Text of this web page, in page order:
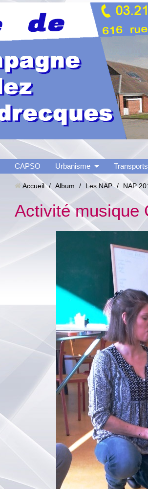
CAPSO Urbanisme Transports
Accueil / Album / Les NAP / NAP
Activité musique